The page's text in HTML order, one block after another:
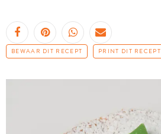
BEWAAR DIT RECEPT PRINT DIT RECEPT